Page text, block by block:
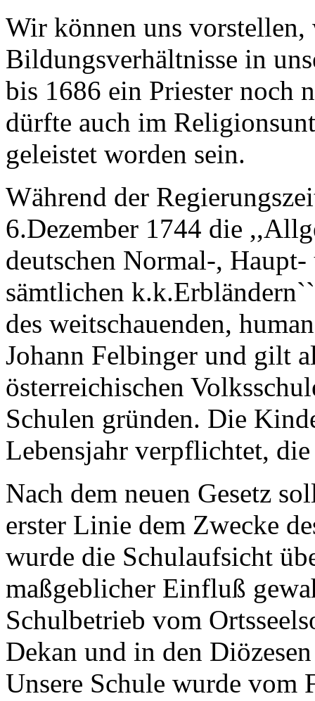
Wir können uns vorstellen,
Bildungsverhältnisse in
bis 1686 ein Priester noch
dürfte auch im
geleistet worden sein.
Während der
6.Dezember 1744 die
deutschen Normal-,
sämtlichen
des weitschauenden,
Johann Felbinger und gilt
österreichischen
Schulen gründen. Die
Lebensjahr verpflichtet,
Nach dem neuen Gesetz
erster Linie dem Zwecke
wurde die Schulaufsicht
maßgeblicher Einfluß
Schulbetrieb vom
Dekan und in den
Unsere Schule wurde vom